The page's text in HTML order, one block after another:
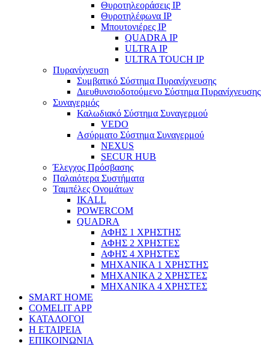
Θυροτηλεοράσεις IP
Θυροτηλέφωνα IP
Μπουτονιέρες IP
QUADRA IP
ULTRA IP
ULTRA TOUCH IP
Πυρανίχνευση
Συμβατικό Σύστημα Πυρανίχνευσης
Διευθυνσιοδοτούμενο Σύστημα Πυρανίχνευσης
Συναγερμός
Καλωδιακό Σύστημα Συναγερμού
VEDO
Ασύρματο Σύστημα Συναγερμού
NEXUS
SECUR HUB
Έλεγχος Πρόσβασης
Παλαιότερα Συστήματα
Ταμπέλες Ονομάτων
IKALL
POWERCOM
QUADRA
ΑΦΗΣ 1 ΧΡΗΣΤΗΣ
ΑΦΗΣ 2 ΧΡΗΣΤΕΣ
ΑΦΗΣ 4 ΧΡΗΣΤΕΣ
ΜΗΧΑΝΙΚΑ 1 ΧΡΗΣΤΗΣ
ΜΗΧΑΝΙΚΑ 2 ΧΡΗΣΤΕΣ
ΜΗΧΑΝΙΚΑ 4 ΧΡΗΣΤΕΣ
SMART HOME
COMELIT APP
ΚΑΤΑΛΟΓΟΙ
Η ΕΤΑΙΡΕΙΑ
ΕΠΙΚΟΙΝΩΝΙΑ